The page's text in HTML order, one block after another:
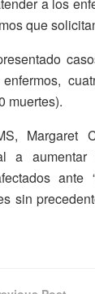
a los
que
muertes).
Margaret
a
ante
sin